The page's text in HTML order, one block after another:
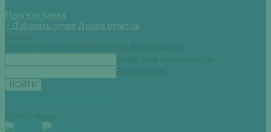
Прогноз клева
+ Добавить отчет Архив отчетов
Войти
Добро пожаловать! Войдите в Ваш аккаунт
Ваше имя пользователя
Ваш пароль
Войти через: